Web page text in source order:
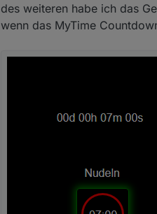
des weiteren habe ich das
wenn das MyTime